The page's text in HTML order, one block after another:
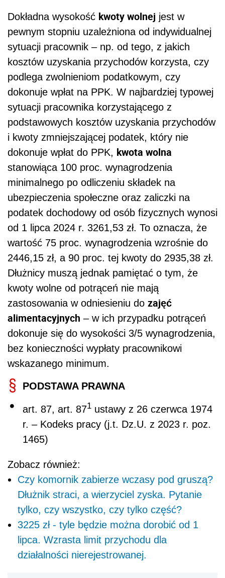
Dokładna wysokość kwoty wolnej jest w
pewnym stopniu uzależniona od indywidualnej
sytuacji pracownik – np. od tego, z jakich
kosztów uzyskania przychodów korzysta, czy
podlega zwolnieniom podatkowym, czy
dokonuje wpłat na PPK. W najbardziej typowej
sytuacji pracownika korzystającego z
podstawowych kosztów uzyskania przychodów
i kwoty zmniejszającej podatek, który nie
dokonuje wpłat do PPK, kwota wolna
stanowiąca 100 proc. wynagrodzenia
minimalnego po odliczeniu składek na
ubezpieczenia społeczne oraz zaliczki na
podatek dochodowy od osób fizycznych wynosi
od 1 lipca 2024 r. 3261,53 zł. To oznacza, że
wartość 75 proc. wynagrodzenia wzrośnie do
2446,15 zł, a 90 proc. tej kwoty do 2935,38 zł.
Dłużnicy muszą jednak pamiętać o tym, że
kwoty wolne od potrąceń nie mają
zastosowania w odniesieniu do zajęć
alimentacyjnych – w ich przypadku potrąceń
dokonuje się do wysokości 3/5 wynagrodzenia,
bez konieczności wypłaty pracownikowi
wskazanego minimum.
PODSTAWA PRAWNA
art. 87, art. 871 ustawy z 26 czerwca 1974
r. – Kodeks pracy (j.t. Dz.U. z 2023 r. poz.
1465)
Zobacz również:
Czy komornik zabierze wczasy pod gruszą?
Dłużnik straci, a wierzyciel zyska. Pytanie
tylko, czy wszystko, czy tylko część?
3225 zł - tyle będzie można dorobić od 1
lipca. Wzrasta limit przychodu dla
działalności nierejestrowanej.